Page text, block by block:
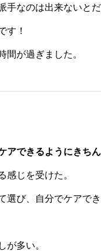
なのは出来ないと
す！
間が過ぎました。
アできるようにきち
感じを受けた。
選び、自分でケアで
が多い。